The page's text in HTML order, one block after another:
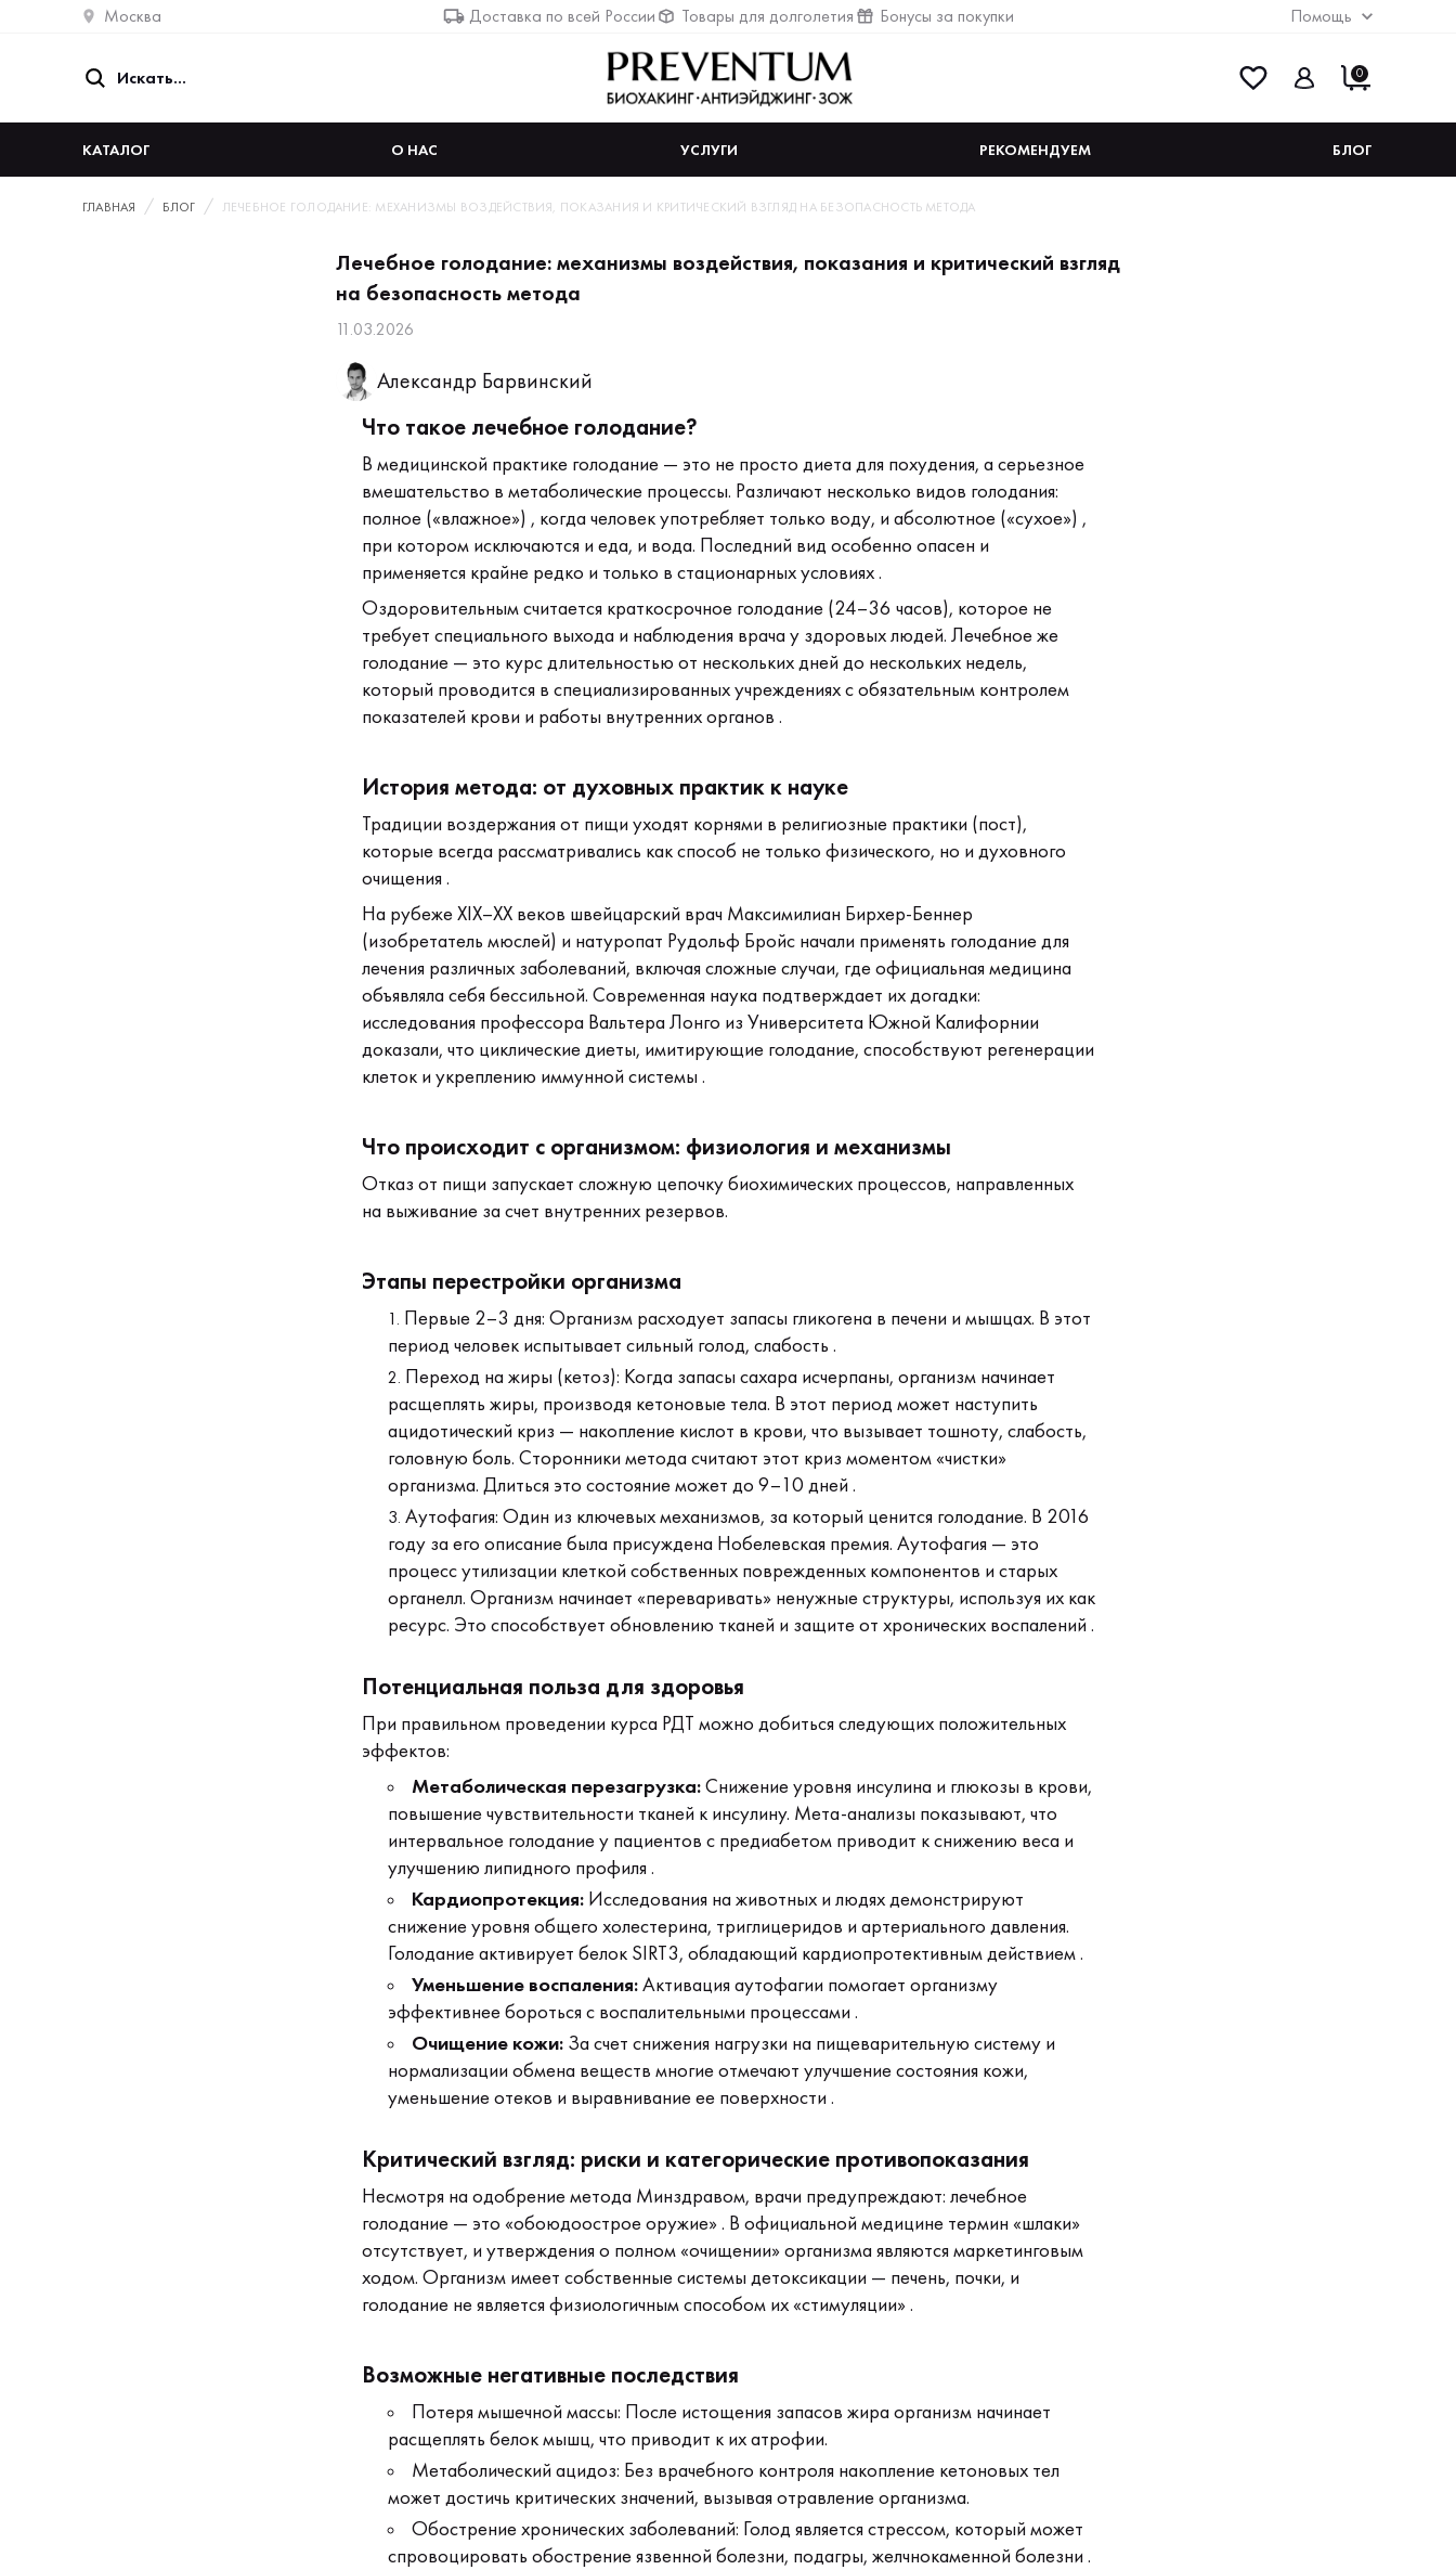
Москва Доставка по всей России Товары для долголетия Бонусы за покупки Помощь
0
КАТАЛОГ О НАС УСЛУГИ РЕКОМЕНДУЕМ БЛОГ
ГЛАВНАЯ БЛОГ ЛЕЧЕБНОЕ ГОЛОДАНИЕ: МЕХАНИЗМЫ ВОЗДЕЙСТВИЯ, ПОКАЗАНИЯ И КРИТИЧЕСКИЙ ВЗГЛЯД НА БЕЗОПАСНОСТЬ МЕТОДА
Лечебное голодание: механизмы воздействия, показания и критический взгляд
на безопасность метода
11.03.2026
Александр Барвинский
Что такое лечебное голодание?
В медицинской практике голодание — это не просто диета для похудения, а серьезное
вмешательство в метаболические процессы. Различают несколько видов голодания:
полное («влажное») , когда человек употребляет только воду, и абсолютное («сухое») ,
при котором исключаются и еда, и вода. Последний вид особенно опасен и
применяется крайне редко и только в стационарных условиях .
Оздоровительным считается краткосрочное голодание (24–36 часов), которое не
требует специального выхода и наблюдения врача у здоровых людей. Лечебное же
голодание — это курс длительностью от нескольких дней до нескольких недель,
который проводится в специализированных учреждениях с обязательным контролем
показателей крови и работы внутренних органов .
История метода: от духовных практик к науке
Традиции воздержания от пищи уходят корнями в религиозные практики (пост),
которые всегда рассматривались как способ не только физического, но и духовного
очищения .
На рубеже XIX–XX веков швейцарский врач Максимилиан Бирхер-Беннер
(изобретатель мюслей) и натуропат Рудольф Бройс начали применять голодание для
лечения различных заболеваний, включая сложные случаи, где официальная медицина
объявляла себя бессильной. Современная наука подтверждает их догадки:
исследования профессора Вальтера Лонго из Университета Южной Калифорнии
доказали, что циклические диеты, имитирующие голодание, способствуют регенерации
клеток и укреплению иммунной системы .
Что происходит с организмом: физиология и механизмы
Отказ от пищи запускает сложную цепочку биохимических процессов, направленных
на выживание за счет внутренних резервов.
Этапы перестройки организма
Первые 2–3 дня: Организм расходует запасы гликогена в печени и мышцах. В этот
период человек испытывает сильный голод, слабость .
Переход на жиры (кетоз): Когда запасы сахара исчерпаны, организм начинает
расщеплять жиры, производя кетоновые тела. В этот период может наступить
ацидотический криз — накопление кислот в крови, что вызывает тошноту, слабость,
головную боль. Сторонники метода считают этот криз моментом «чистки»
организма. Длиться это состояние может до 9–10 дней .
Аутофагия: Один из ключевых механизмов, за который ценится голодание. В 2016
году за его описание была присуждена Нобелевская премия. Аутофагия — это
процесс утилизации клеткой собственных поврежденных компонентов и старых
органелл. Организм начинает «переваривать» ненужные структуры, используя их как
ресурс. Это способствует обновлению тканей и защите от хронических воспалений .
Потенциальная польза для здоровья
При правильном проведении курса РДТ можно добиться следующих положительных
эффектов:
Метаболическая перезагрузка:Снижение уровня инсулина и глюкозы в крови,
повышение чувствительности тканей к инсулину. Мета-анализы показывают, что
интервальное голодание у пациентов с предиабетом приводит к снижению веса и
улучшению липидного профиля .
Кардиопротекция: Исследования на животных и людях демонстрируют
снижение уровня общего холестерина, триглицеридов и артериального давления.
Голодание активирует белок SIRT3, обладающий кардиопротективным действием .
Уменьшение воспаления:Активация аутофагии помогает организму
эффективнее бороться с воспалительными процессами .
Очищение кожи: За счет снижения нагрузки на пищеварительную систему и
нормализации обмена веществ многие отмечают улучшение состояния кожи,
уменьшение отеков и выравнивание ее поверхности .
Критический взгляд: риски и категорические противопоказания
Несмотря на одобрение метода Минздравом, врачи предупреждают: лечебное
голодание — это «обоюдоострое оружие» . В официальной медицине термин «шлаки»
отсутствует, и утверждения о полном «очищении» организма являются маркетинговым
ходом. Организм имеет собственные системы детоксикации — печень, почки, и
голодание не является физиологичным способом их «стимуляции» .
Возможные негативные последствия
Потеря мышечной массы: После истощения запасов жира организм начинает
расщеплять белок мышц, что приводит к их атрофии.
Метаболический ацидоз: Без врачебного контроля накопление кетоновых тел
может достичь критических значений, вызывая отравление организма.
Обострение хронических заболеваний: Голод является стрессом, который может
спровоцировать обострение язвенной болезни, подагры, желчнокаменной болезни .